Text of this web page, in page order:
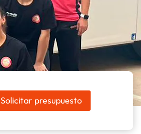
Solicitar presupuesto